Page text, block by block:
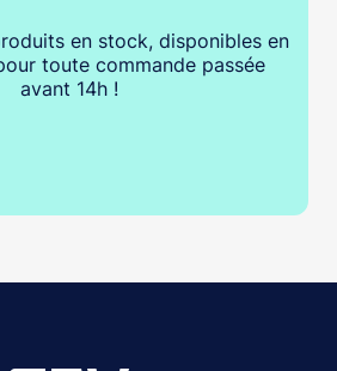
en stock, disponibles en
toute commande passée
avant 14h !